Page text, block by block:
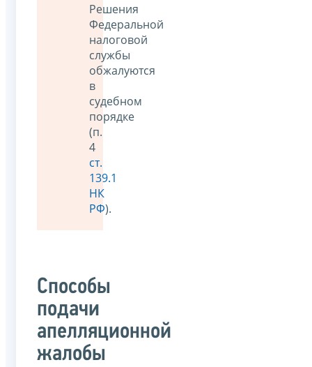
Решения
Федеральной
налоговой
службы
обжалуются
в
судебном
порядке
(п.
4
ст.
139.1
НК
РФ).
Способы
подачи
апелляционной
жалобы